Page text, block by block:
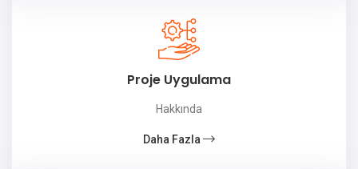
Proje Uygulama
Hakkında
Daha Fazla